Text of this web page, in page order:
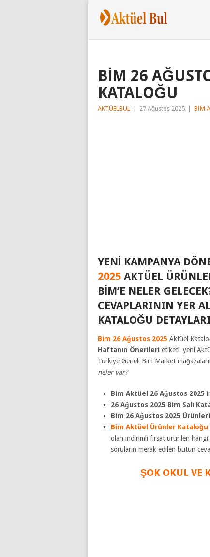
BİM 26
KATALOĞU
AKTÜELBUL 27 Ağustos 2025 BİM
YENI KAMPANYA
2025 AKTÜEL
BIM’E NELER
CEVAPLARININ YER
KATALOĞU
Bim 26 Ağustos 2025 Aktüel
Haftanın Önerileri etiketli yeni
Türkiye Geneli Bim Market
neler var?
Bim Aktüel 26 Ağustos 2025
26 Ağustos 2025 Bim Salı
Bim 26 Ağustos 2025 Ürünleri
Bim Aktüel Ürünler Kataloğu
olan indirimli fırsat ürünleri
soruların merak edilen bütün
ŞOK OKUL VE